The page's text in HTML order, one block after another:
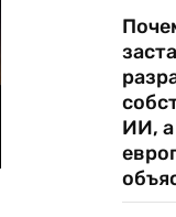
ИИ, а